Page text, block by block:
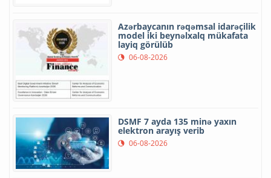
Azərbaycanın rəqəmsal idarəçilik
model iki beynəlxalq mükafata
layiq görülüb
06-08-2026
DSMF 7 ayda 135 minə yaxın
elektron arayış verib
06-08-2026